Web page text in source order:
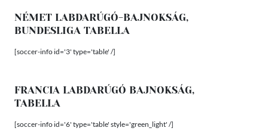
NÉMET LABDARÚGÓ-BAJNOKSÁG,
BUNDESLIGA TABELLA
[soccer-info id='3' type='table' /]
FRANCIA LABDARÚGÓ BAJNOKSÁG,
TABELLA
[soccer-info id='6' type='table' style='green_light' /]